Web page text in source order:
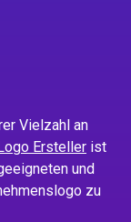
Vielzahl an
Ersteller ist
und
zu